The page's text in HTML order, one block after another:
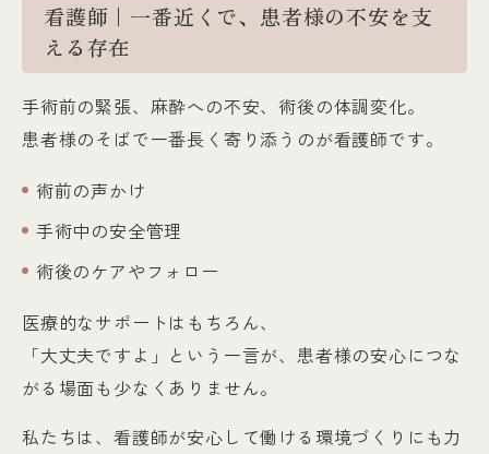
看護師｜一番近くで、患者様の不安を支
える存在
手術前の緊張、麻酔への不安、術後の体調変化。
患者様のそばで一番長く寄り添うのが看護師です。
術前の声かけ
手術中の安全管理
術後のケアやフォロー
医療的なサポートはもちろん、
「大丈夫ですよ」という一言が、患者様の安心につな
がる場面も少なくありません。
私たちは、看護師が安心して働ける環境づくりにも力